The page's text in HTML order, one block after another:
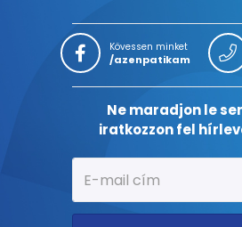
Kövessen minket
/azenpatikam
Ne maradjon le
iratkozzon fel